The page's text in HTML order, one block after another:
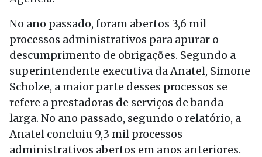
No ano passado, foram abertos 3,6 mil
processos administrativos para apurar o
descumprimento de obrigações. Segundo a
superintendente executiva da Anatel, Simone
Scholze, a maior parte desses processos se
refere a prestadoras de serviços de banda
larga. No ano passado, segundo o relatório, a
Anatel concluiu 9,3 mil processos
administrativos abertos em anos anteriores.